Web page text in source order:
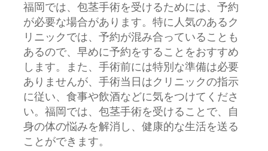
福岡では、包茎手術を受けるためには、予約
が必要な場合があります。特に人気のあるク
リニックでは、予約が混み合っていることも
あるので、早めに予約をすることをおすすめ
します。また、手術前には特別な準備は必要
ありませんが、手術当日はクリニックの指示
に従い、食事や飲酒などに気をつけてくださ
い。福岡では、包茎手術を受けることで、自
身の体の悩みを解消し、健康的な生活を送る
ことができます。